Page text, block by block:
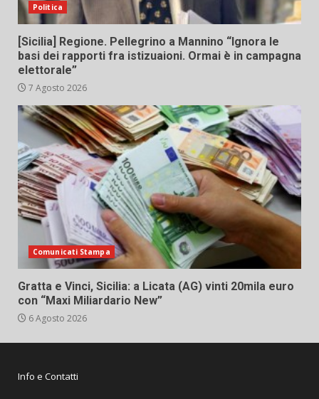
Politica
[Sicilia] Regione. Pellegrino a Mannino “Ignora le
basi dei rapporti fra istizuaioni. Ormai è in campagna
elettorale”
7 Agosto 2026
Comunicati Stampa
Gratta e Vinci, Sicilia: a Licata (AG) vinti 20mila euro
con “Maxi Miliardario New”
6 Agosto 2026
Info e Contatti